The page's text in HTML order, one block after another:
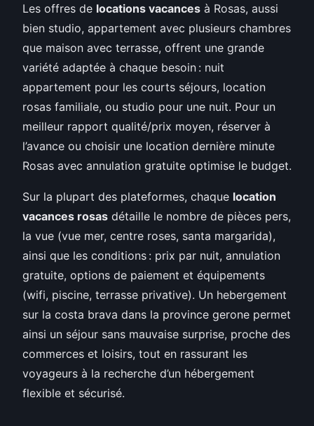
Les offres de locations vacances à Rosas, aussi
bien studio, appartement avec plusieurs chambres
que maison avec terrasse, offrent une grande
variété adaptée à chaque besoin : nuit
appartement pour les courts séjours, location
rosas familiale, ou studio pour une nuit. Pour un
meilleur rapport qualité/prix moyen, réserver à
l’avance ou choisir une location dernière minute
Rosas avec annulation gratuite optimise le budget.
Sur la plupart des plateformes, chaque location
vacances rosas détaille le nombre de pièces pers,
la vue (vue mer, centre roses, santa margarida),
ainsi que les conditions : prix par nuit, annulation
gratuite, options de paiement et équipements
(wifi, piscine, terrasse privative). Un hebergement
sur la costa brava dans la province gerone permet
ainsi un séjour sans mauvaise surprise, proche des
commerces et loisirs, tout en rassurant les
voyageurs à la recherche d’un hébergement
flexible et sécurisé.